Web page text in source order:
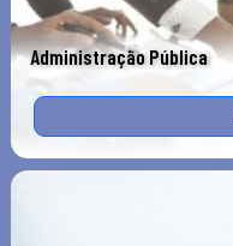
Administração Pública